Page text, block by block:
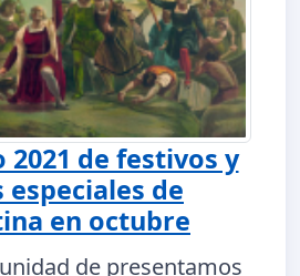
2021 de festivos y
especiales de
en octubre
de presentamos